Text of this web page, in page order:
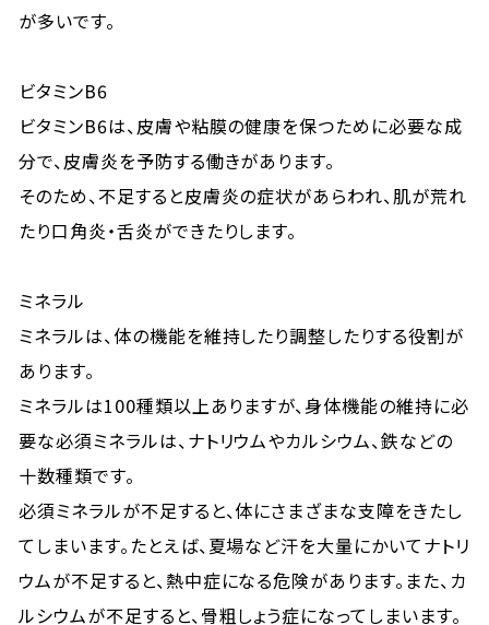
が多いです。
ビタミンB6
ビタミンB6は、皮膚や粘膜の健康を保つために必要な成
分で、皮膚炎を予防する働きがあります。
そのため、不足すると皮膚炎の症状があらわれ、肌が荒れ
たり口角炎・舌炎ができたりします。
ミネラル
ミネラルは、体の機能を維持したり調整したりする役割が
あります。
ミネラルは100種類以上ありますが、身体機能の維持に必
要な必須ミネラルは、ナトリウムやカルシウム、鉄などの
十数種類です。
必須ミネラルが不足すると、体にさまざまな支障をきたし
てしまいます。たとえば、夏場など汗を大量にかいてナトリ
ウムが不足すると、熱中症になる危険があります。また、カ
ルシウムが不足すると、骨粗しょう症になってしまいます。